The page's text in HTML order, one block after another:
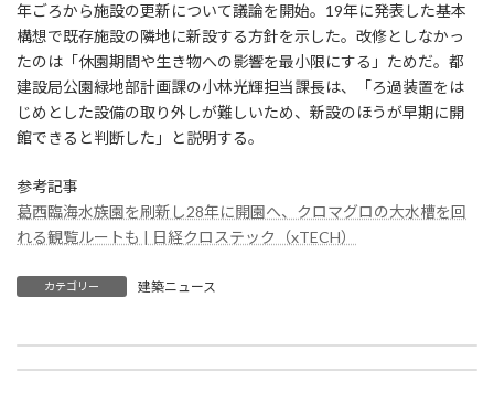
年ごろから施設の更新について議論を開始。19年に発表した基本
構想で既存施設の隣地に新設する方針を示した。改修としなかっ
たのは「休園期間や生き物への影響を最小限にする」ためだ。都
建設局公園緑地部計画課の小林光輝担当課長は、「ろ過装置をは
じめとした設備の取り外しが難しいため、新設のほうが早期に開
館できると判断した」と説明する。
参考記事
葛西臨海水族園を刷新し28年に開園へ、クロマグロの大水槽を回
れる観覧ルートも | 日経クロステック（xTECH）
カテゴリー 建築ニュース
猛暑続く中での熱中症対策